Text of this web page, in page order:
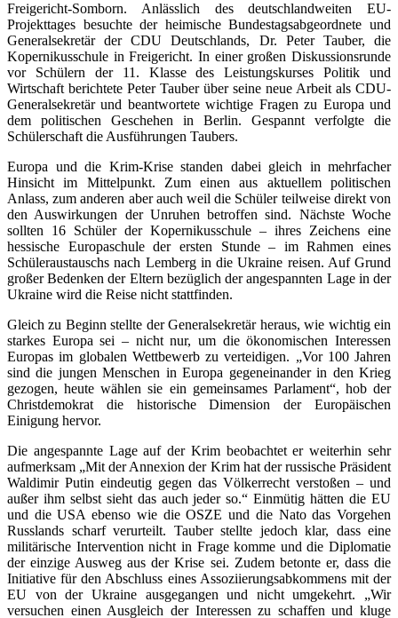
Freigericht-Somborn. Anlässlich des deutschlandweiten EU-
Projekttages besuchte der heimische Bundestagsabgeordnete und
Generalsekretär der CDU Deutschlands, Dr. Peter Tauber, die
Kopernikusschule in Freigericht. In einer großen Diskussionsrunde
vor Schülern der 11. Klasse des Leistungskurses Politik und
Wirtschaft berichtete Peter Tauber über seine neue Arbeit als CDU-
Generalsekretär und beantwortete wichtige Fragen zu Europa und
dem politischen Geschehen in Berlin. Gespannt verfolgte die
Schülerschaft die Ausführungen Taubers.
Europa und die Krim-Krise standen dabei gleich in mehrfacher
Hinsicht im Mittelpunkt. Zum einen aus aktuellem politischen
Anlass, zum anderen aber auch weil die Schüler teilweise direkt von
den Auswirkungen der Unruhen betroffen sind. Nächste Woche
sollten 16 Schüler der Kopernikusschule – ihres Zeichens eine
hessische Europaschule der ersten Stunde – im Rahmen eines
Schüleraustauschs nach Lemberg in die Ukraine reisen. Auf Grund
großer Bedenken der Eltern bezüglich der angespannten Lage in der
Ukraine wird die Reise nicht stattfinden.
Gleich zu Beginn stellte der Generalsekretär heraus, wie wichtig ein
starkes Europa sei – nicht nur, um die ökonomischen Interessen
Europas im globalen Wettbewerb zu verteidigen. „Vor 100 Jahren
sind die jungen Menschen in Europa gegeneinander in den Krieg
gezogen, heute wählen sie ein gemeinsames Parlament“, hob der
Christdemokrat die historische Dimension der Europäischen
Einigung hervor.
Die angespannte Lage auf der Krim beobachtet er weiterhin sehr
aufmerksam „Mit der Annexion der Krim hat der russische Präsident
Waldimir Putin eindeutig gegen das Völkerrecht verstoßen – und
außer ihm selbst sieht das auch jeder so.“ Einmütig hätten die EU
und die USA ebenso wie die OSZE und die Nato das Vorgehen
Russlands scharf verurteilt. Tauber stellte jedoch klar, dass eine
militärische Intervention nicht in Frage komme und die Diplomatie
der einzige Ausweg aus der Krise sei. Zudem betonte er, dass die
Initiative für den Abschluss eines Assoziierungsabkommens mit der
EU von der Ukraine ausgegangen und nicht umgekehrt. „Wir
versuchen einen Ausgleich der Interessen zu schaffen und kluge